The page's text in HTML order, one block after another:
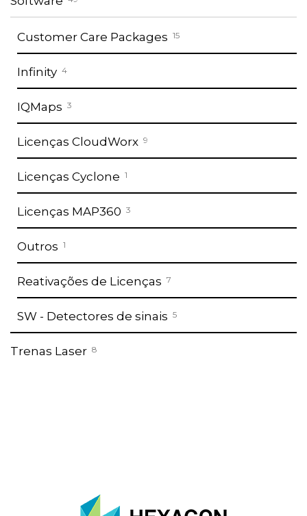
Customer Care Packages 15
Infinity 4
IQMaps 3
Licenças CloudWorx 9
Licenças Cyclone 1
Licenças MAP360 3
Outros 1
Reativações de Licenças 7
SW - Detectores de sinais 5
Trenas Laser 8